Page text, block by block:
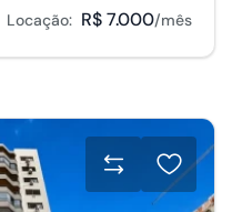
Locação: R$ 7.000/mês